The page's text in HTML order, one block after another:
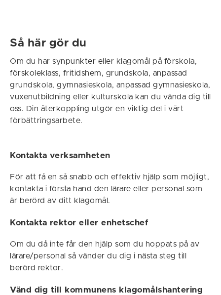
Så här gör du
Om du har synpunkter eller klagomål på förskola,
förskoleklass, fritidshem, grundskola, anpassad
grundskola, gymnasieskola, anpassad gymnasieskola,
vuxenutbildning eller kulturskola kan du vända dig till
oss. Din återkoppling utgör en viktig del i vårt
förbättringsarbete.
Kontakta verksamheten
För att få en så snabb och effektiv hjälp som möjligt,
kontakta i första hand den lärare eller personal som
är berörd av ditt klagomål.
Kontakta rektor eller enhetschef
Om du då inte får den hjälp som du hoppats på av
lärare/personal så vänder du dig i nästa steg till
berörd rektor.
Vänd dig till kommunens klagomålshantering